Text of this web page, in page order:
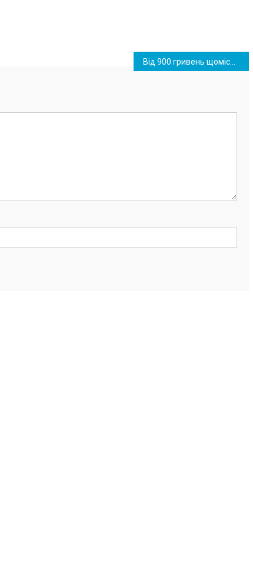
Від 900 гривень щомісяця: хто з українців може оформити таку допомогу?